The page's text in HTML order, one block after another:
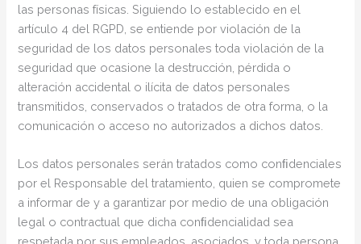
las personas físicas. Siguiendo lo establecido en el
artículo 4 del RGPD, se entiende por violación de la
seguridad de los datos personales toda violación de la
seguridad que ocasione la destrucción, pérdida o
alteración accidental o ilícita de datos personales
transmitidos, conservados o tratados de otra forma, o la
comunicación o acceso no autorizados a dichos datos.
Los datos personales serán tratados como conﬁdenciales
por el Responsable del tratamiento, quien se compromete
a informar de y a garantizar por medio de una obligación
legal o contractual que dicha conﬁdencialidad sea
respetada por sus empleados, asociados, y toda persona